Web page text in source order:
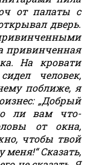
от палаты с
дверь.
привинченная
На кровати
человек,
поближе, я
„Добрый
ли вам что-
от окна,
чтобы твой
меня!“ Сказать,